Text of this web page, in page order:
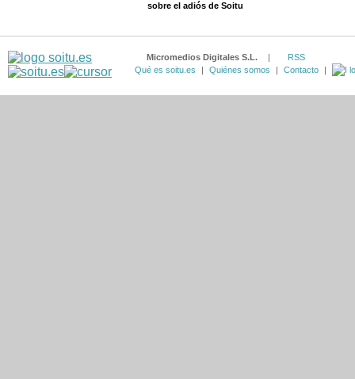
sobre el adiós de Soitu
Micromedios Digitales S.L. |
RSS
Qué es soitu.es
| Quiénes somos | Contacto |